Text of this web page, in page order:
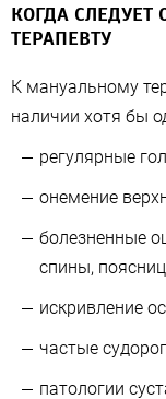
КОГДА
ТЕРАПЕВТУ
К мануальному
наличии хотя бы
регулярные
онемение
болезненные
спины,
искривление
частые
патологии